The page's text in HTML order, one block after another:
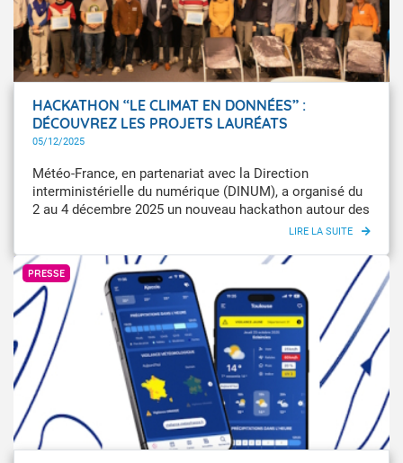
HACKATHON “LE CLIMAT EN DONNÉES” :
DÉCOUVREZ LES PROJETS LAURÉATS
05/12/2025
Météo-France, en partenariat avec la Direction
interministérielle du numérique (DINUM), a organisé du
2 au 4 décembre 2025 un nouveau hackathon autour des
données climatiques. Quatre projets ont été distingués
PRESSE
Météo-France